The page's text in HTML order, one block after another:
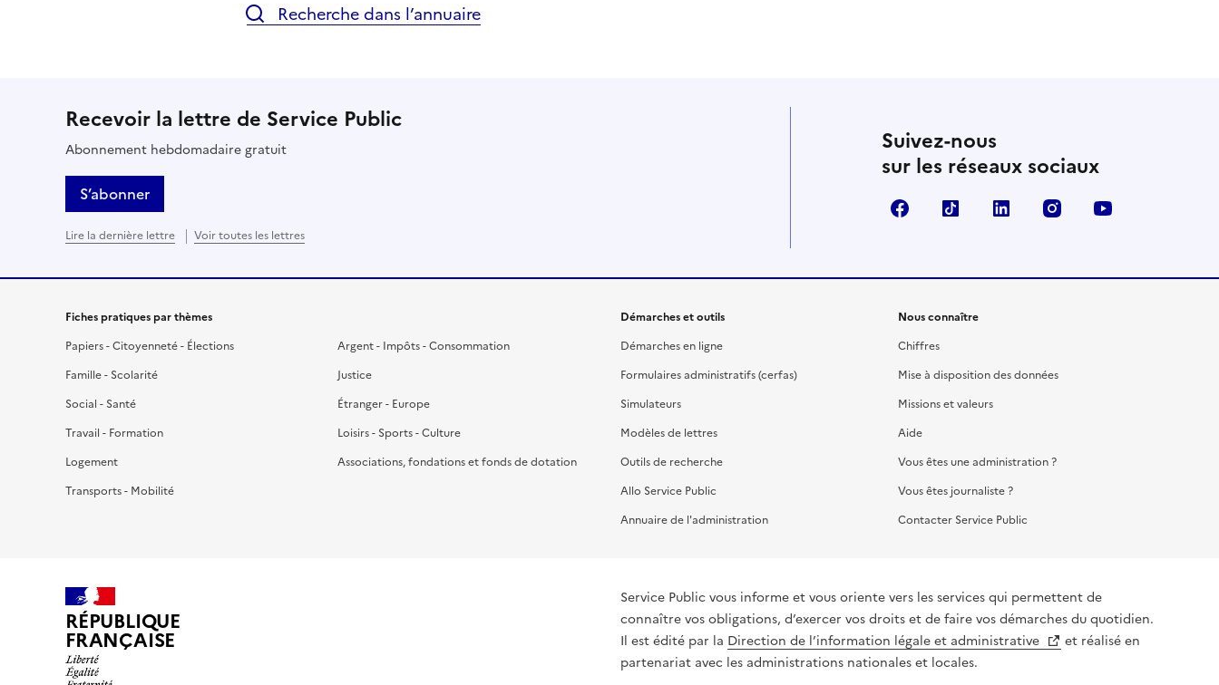
Recherche dans l’annuaire
Recevoir la lettre de Service Public
Abonnement hebdomadaire gratuit
S’abonner
Lire la dernière lettre Voir toutes les lettres
Suivez-nous
sur les réseaux sociaux
FacebookTikTok LinkedIn Instagram
Fiches pratiques par thèmes
Papiers - Citoyenneté - Élections
Famille - Scolarité
Social - Santé
Travail - Formation
Logement
Transports - Mobilité
Argent - Impôts - Consommation
Justice
Étranger - Europe
Loisirs - Sports - Culture
Associations, fondations et fonds de dotation
Démarches et outils
Démarches en ligne
Formulaires administratifs (cerfas)
Simulateurs
Modèles de lettres
Outils de recherche
Allo Service Public
Annuaire de l'administration
Nous connaître
Chiffres
Mise à disposition des données
Missions et valeurs
Aide
Vous êtes une administration ?
Vous êtes journaliste ?
Contacter Service Public
RÉPUBLIQUE
FRANÇAISE
Service Public vous informe et vous oriente vers les services qui permettent de
connaître vos obligations, d’exercer vos droits et de faire vos démarches du quotidien.
Il est édité par la Direction de l’information légale et administrative
et réalisé en
partenariat avec les administrations nationales et locales.